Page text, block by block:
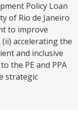
Policy Loan
of Rio de Janeiro
to improve
accelerating the
and inclusive
the PE and PPA
strategic